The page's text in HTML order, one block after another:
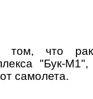
что
"Бук-
самолета.